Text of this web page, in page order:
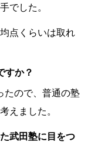
でした。
点くらいは取れ
すか？
たので、普通の塾
えました。
武田塾に目をつ